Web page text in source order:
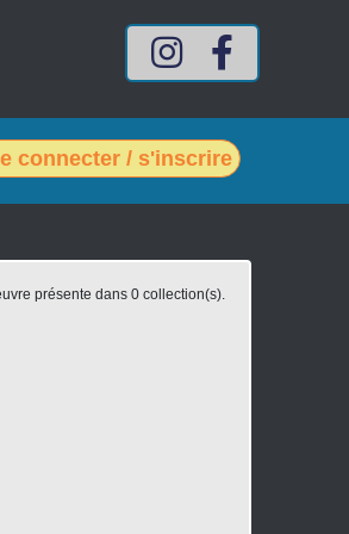
Compte Intagram mes-
connecter / s'inscrire
présente dans 0 collection(s).